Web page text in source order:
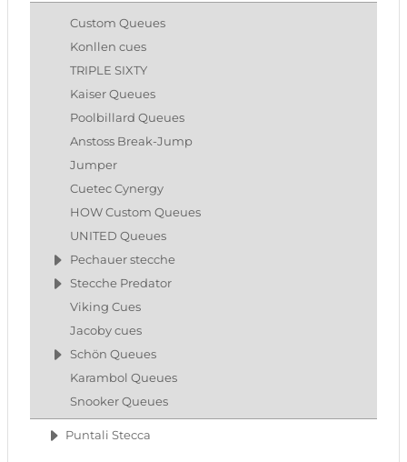
Custom Queues
Konllen cues
TRIPLE SIXTY
Kaiser Queues
Poolbillard Queues
Anstoss Break-Jump
Jumper
Cuetec Cynergy
HOW Custom Queues
UNITED Queues
Pechauer stecche
Stecche Predator
Viking Cues
Jacoby cues
Schön Queues
Karambol Queues
Snooker Queues
Puntali Stecca